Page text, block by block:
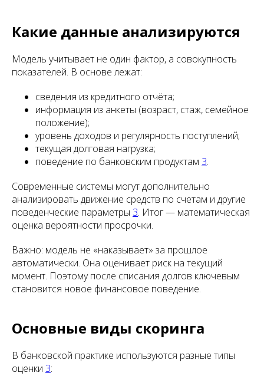
Какие данные анализируются
Модель учитывает не один фактор, а совокупность
показателей. В основе лежат:
сведения из кредитного отчёта;
информация из анкеты (возраст, стаж, семейное
положение);
уровень доходов и регулярность поступлений;
текущая долговая нагрузка;
поведение по банковским продуктам 3.
Современные системы могут дополнительно
анализировать движение средств по счетам и другие
поведенческие параметры 3. Итог — математическая
оценка вероятности просрочки.
Важно: модель не «наказывает» за прошлое
автоматически. Она оценивает риск на текущий
момент. Поэтому после списания долгов ключевым
становится новое финансовое поведение.
Основные виды скоринга
В банковской практике используются разные типы
оценки 3: